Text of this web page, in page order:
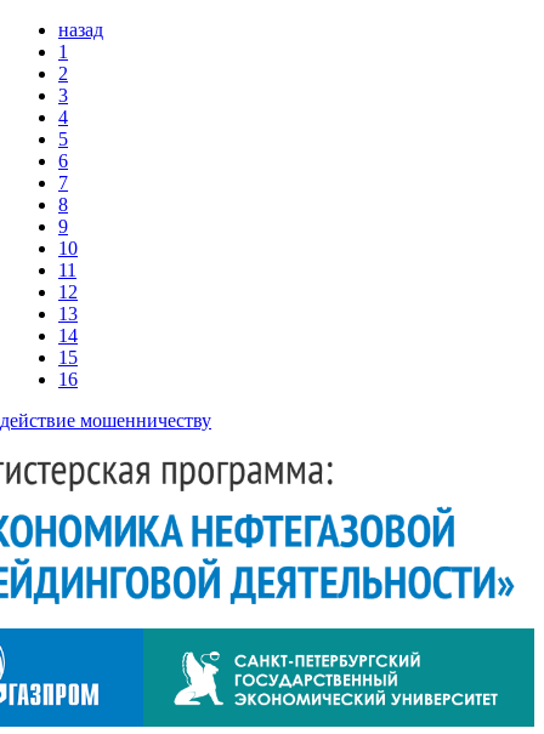
назад
1
2
3
4
5
6
7
8
9
10
11
12
13
14
15
16
мошенничеству